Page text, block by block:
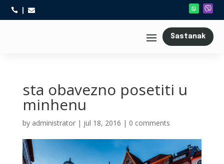
 
Sastanak
sta obavezno posetiti u
minhenu
by administrator| jul 18, 2016 | 0 comments